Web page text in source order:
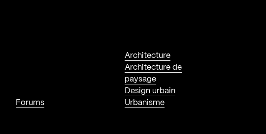
Forums
Architecture
Architecture de
paysage
Design urbain
Urbanisme